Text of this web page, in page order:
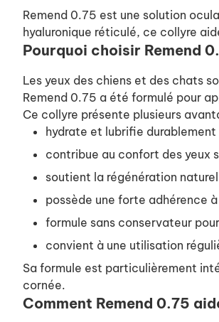
Remend 0.75 est une solution
hyaluronique réticulé, ce collyre
Pourquoi choisir Remend
Les yeux des chiens et des chats
Remend 0.75 a été formulé pour
Ce collyre présente plusieurs
hydrate et lubrifie durablement
contribue au confort des yeux
soutient la régénération
possède une forte adhérence
formule sans conservateur
convient à une utilisation
Sa formule est particulièrement
cornée.
Comment Remend 0.75